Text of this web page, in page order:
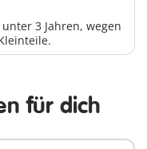
3 Jahren, wegen
für dich